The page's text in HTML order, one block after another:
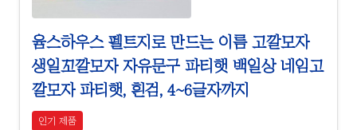
윰스하우스 펠트지로 만드는 이름 고깔모자
생일꼬깔모자 자유문구 파티햇 백일상 네임고
깔모자 파티햇, 흰검, 4~6글자까지
인기 제품